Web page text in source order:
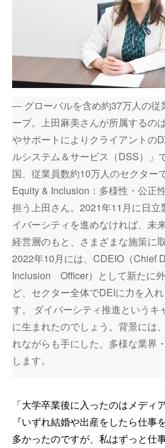
― グローバルを含め約37万人の従
ープ。上田麻美さんが所属するの
やサポートによりクライアントの
ルシステム＆サービス（DSS）」
国、従業員数約10万人のセクター
Equity & Inclusion：多様性・公正
担う上田さん。2021年11月に日
イバーシティを進めなければ、未
経営層のもと、さまざまな施策に
2022年10月には、CDEIO（Chief
Inclusion Officer）として新たに
ど、セクター全体でDEIに力を入
す。 ダイバーシティ推進というキ
に生まれたのでしょう。背景には
れながらも手にした、多様な業界
します。
「大学卒業後に入ったのはメディ
『いずれ結婚や出産をしたら仕事
多かったのですが、私はずっと仕